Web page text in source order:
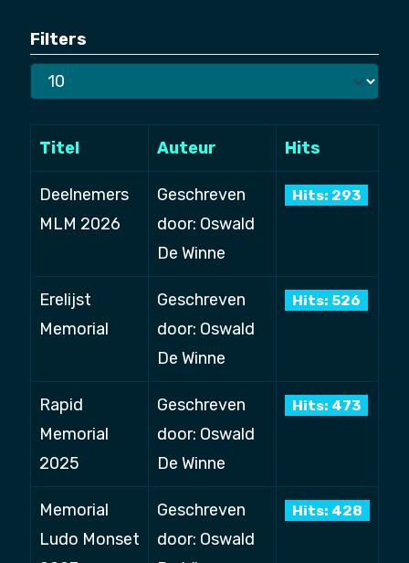
Filters
Toon
Titel Auteur Hits
Deelnemers
MLM 2026
Geschreven
door: Oswald
De Winne
Hits: 293
Erelijst
Memorial
Geschreven
door: Oswald
De Winne
Hits: 526
Rapid
Memorial
2025
Geschreven
door: Oswald
De Winne
Hits: 473
Memorial
Ludo Monset
Geschreven
door: Oswald
Hits: 428